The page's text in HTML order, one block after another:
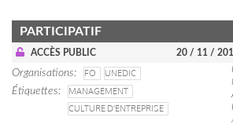
PARTICIPATIF
ACCÈS PUBLIC 20 / 11 /
Organisations FO
UNEDIC
Étiquettes
MANAGEMENT
CULTURE D'ENTREPRISE